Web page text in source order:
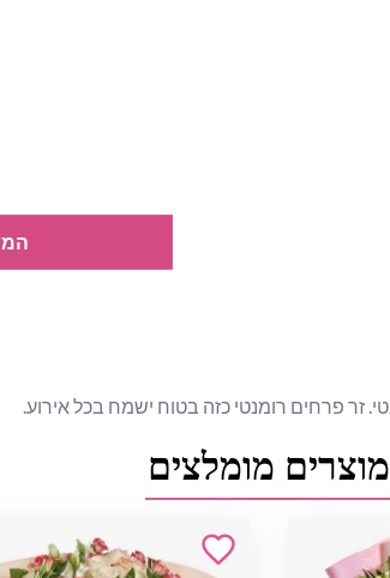
מוצרים מומלצים